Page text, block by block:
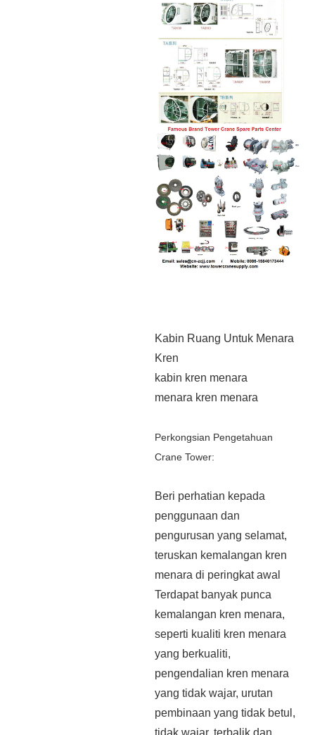
Kabin Ruang Untuk Menara
Kren
kabin kren menara
menara kren menara
Perkongsian Pengetahuan
Crane Tower:
Beri perhatian kepada
penggunaan dan
pengurusan yang selamat,
teruskan kemalangan kren
menara di peringkat awal
Terdapat banyak punca
kemalangan kren menara,
seperti kualiti kren menara
yang berkualiti,
pengendalian kren menara
yang tidak wajar, urutan
pembinaan yang tidak betul,